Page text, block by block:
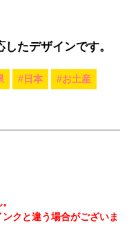
たデザインです。
#日本 #お土産
クと違う場合がございま